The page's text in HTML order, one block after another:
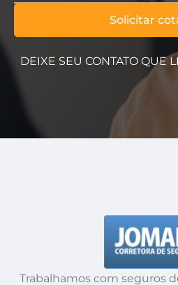
Solicitar
DEIXE SEU CONTATO QUE
Trabalhamos com seguros